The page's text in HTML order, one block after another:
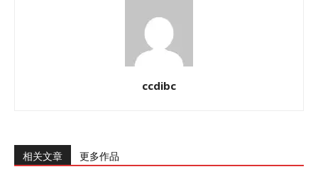
ccdibc
相关文章 更多作品